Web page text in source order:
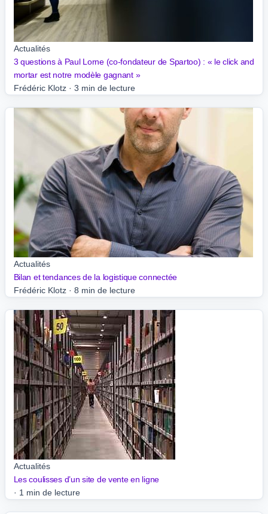
Actualités
3 questions à Paul Lorne (co-fondateur de Spartoo) : « le click and
mortar est notre modèle gagnant »
Frédéric Klotz · 3 min de lecture
Actualités
Bilan et tendances de la logistique connectée
Frédéric Klotz · 8 min de lecture
Actualités
Les coulisses d’un site de vente en ligne
· 1 min de lecture